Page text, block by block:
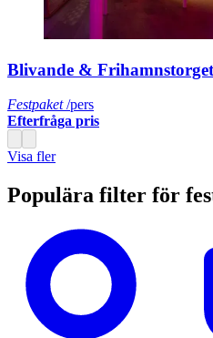
Blivande & Frihamnstorget
Festpaket/pers
Efterfråga pris
Visa fler
Populära filter för